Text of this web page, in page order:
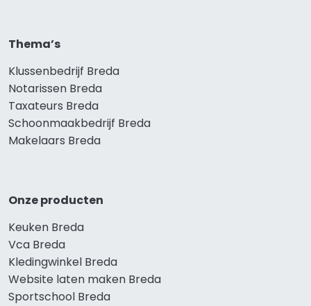
Thema’s
Klussenbedrijf Breda
Notarissen Breda
Taxateurs Breda
Schoonmaakbedrijf Breda
Makelaars Breda
Onze producten
Keuken Breda
Vca Breda
Kledingwinkel Breda
Website laten maken Breda
Sportschool Breda